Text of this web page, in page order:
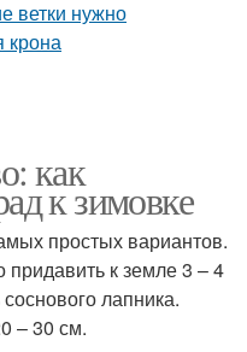
как
к зимовке
простых вариантов.
к земле 3 – 4
лапника.
– 30 см.